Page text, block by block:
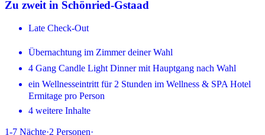
Zu zweit in Schönried-Gstaad
Late Check-Out
Übernachtung im Zimmer deiner Wahl
4 Gang Candle Light Dinner mit Hauptgang nach Wahl
ein Wellnesseintritt für 2 Stunden im Wellness & SPA Hotel
Ermitage pro Person
4 weitere Inhalte
1-7 Nächte·2 Personen·